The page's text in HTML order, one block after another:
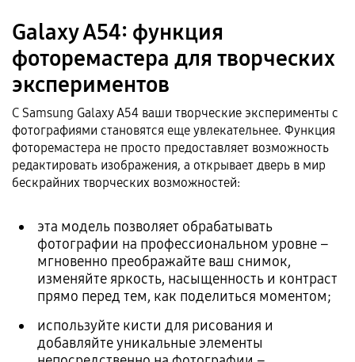
Galaxy A54: функция
фоторемастера для творческих
экспериментов
С Samsung Galaxy A54 ваши творческие эксперименты с
фотографиями становятся еще увлекательнее. Функция
фоторемастера не просто предоставляет возможность
редактировать изображения, а открывает дверь в мир
бескрайних творческих возможностей:
эта модель позволяет обрабатывать
фотографии на профессиональном уровне –
мгновенно преображайте ваш снимок,
изменяйте яркость, насыщенность и контраст
прямо перед тем, как поделиться моментом;
используйте кисти для рисования и
добавляйте уникальные элементы